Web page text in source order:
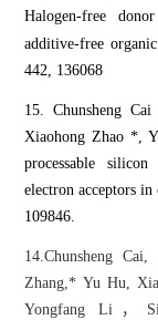
Halogen-free
additive-free
442, 136068
15. Chunsheng
Xiaohong Zhao *,
processable
electron acceptors
109846.
14.Chunsheng
Zhang,* Yu Hu,
Yongfang Li，